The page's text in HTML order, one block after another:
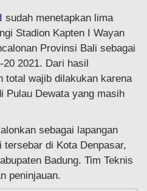
sudah menetapkan lima
Stadion Kapten I Wayan
Provinsi Bali sebagai
2021. Dari hasil
total wajib dilakukan karena
Pulau Dewata yang masih
sebagai lapangan
tersebar di Kota Denpasar,
Badung. Tim Teknis
peninjauan.